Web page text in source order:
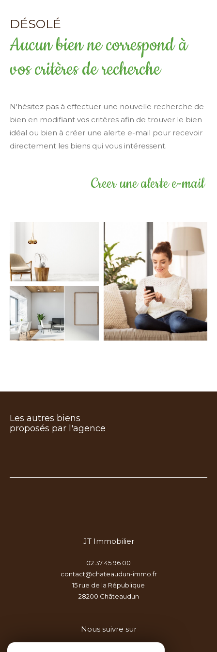
DÉSOLÉ
Aucun bien ne correspond à
vos critères de recherche
N'hésitez pas à effectuer une nouvelle recherche de
bien en modifiant vos critères afin de trouver le bien
idéal ou bien à créer une alerte e-mail pour recevoir
directement les biens qui vous intéressent.
Creer une alerte e-mail
Les autres biens
proposés par l'agence
JT Immobilier
02 37 45 96 00
contact@chateaudun-immo.fr
15 rue de la République
28200
châteaudun
Nous suivre sur
Surface
terrain
Surface terrain
Surface
Surface
Référence
PARKING PISCINE
EXCLUSIVITÉS NOUVEAUTÉS
Rechercher